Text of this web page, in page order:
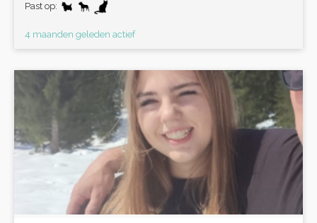
Past op:
4 maanden geleden actief